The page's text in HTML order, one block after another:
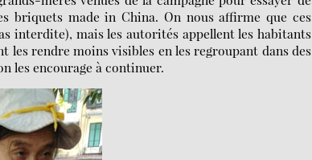
briquets made in China. On nous affirme que ces
interdite), mais les autorités appellent les habitants
les rendre moins visibles en les regroupant dans des
les encourage à continuer.